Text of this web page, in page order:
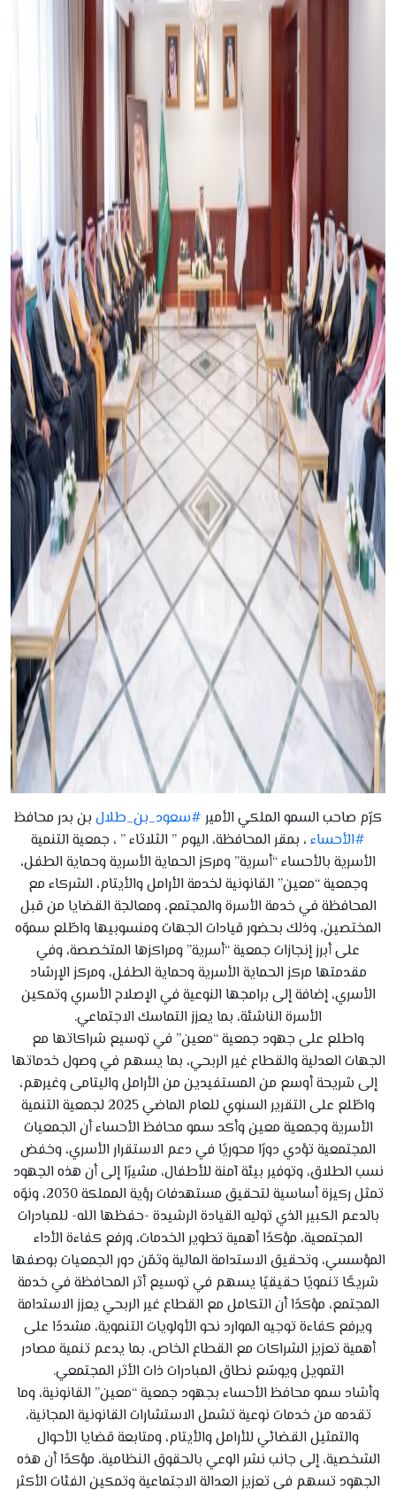
كرّم صاحب السمو الملكي الأمير #سعود_بن_طلال بن بدر محافظ
#الأحساء ، بمقر المحافظة، اليوم ” الثلاثاء ” ، جمعية التنمية
الأسرية بالأحساء “أسرية” ومركز الحماية الأسرية وحماية الطفل،
وجمعية “معين” القانونية لخدمة الأرامل والأيتام، الشركاء مع
المحافظة في خدمة الأسرة والمجتمع، ومعالجة القضايا من قبل
المختصين، وذلك بحضور قيادات الجهات ومنسوبيها واطّلع سموّه
على أبرز إنجازات جمعية “أسرية” ومراكزها المتخصصة، وفي
مقدمتها مركز الحماية الأسرية وحماية الطفل، ومركز الإرشاد
الأسري، إضافة إلى برامجها النوعية في الإصلاح الأسري وتمكين
الأسرة الناشئة، بما يعزز التماسك الاجتماعي.
واطلع على جهود جمعية “معين” في توسيع شراكاتها مع
الجهات العدلية والقطاع غير الربحي، بما يسهم في وصول خدماتها
إلى شريحة أوسع من المستفيدين من الأرامل واليتامى وغيرهم،
واطّلع على التقرير السنوي للعام الماضي 2025 لجمعية التنمية
الأسرية وجمعية معين وأكد سمو محافظ الأحساء أن الجمعيات
المجتمعية تؤدي دورًا محوريًا في دعم الاستقرار الأسري، وخفض
نسب الطلاق، وتوفير بيئة آمنة للأطفال، مشيرًا إلى أن هذه الجهود
تمثل ركيزة أساسية لتحقيق مستهدفات رؤية المملكة 2030، ونوّه
بالدعم الكبير الذي توليه القيادة الرشيدة -حفظها الله- للمبادرات
المجتمعية، مؤكدًا أهمية تطوير الخدمات، ورفع كفاءة الأداء
المؤسسي، وتحقيق الاستدامة المالية وثمّن دور الجمعيات بوصفها
شريكًا تنمويًا حقيقيًا يسهم في توسيع أثر المحافظة في خدمة
المجتمع، مؤكدًا أن التكامل مع القطاع غير الربحي يعزز الاستدامة
ويرفع كفاءة توجيه الموارد نحو الأولويات التنموية، مشددًا على
أهمية تعزيز الشراكات مع القطاع الخاص، بما يدعم تنمية مصادر
التمويل ويوسّع نطاق المبادرات ذات الأثر المجتمعي.
وأشاد سمو محافظ الأحساء بجهود جمعية “معين” القانونية، وما
تقدمه من خدمات نوعية تشمل الاستشارات القانونية المجانية،
والتمثيل القضائي للأرامل والأيتام، ومتابعة قضايا الأحوال
الشخصية، إلى جانب نشر الوعي بالحقوق النظامية، مؤكدًا أن هذه
الجهود تسهم في تعزيز العدالة الاجتماعية وتمكين الفئات الأكثر